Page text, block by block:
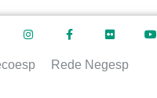
Rede Negesp